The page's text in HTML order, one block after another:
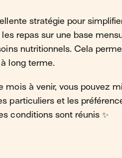
stratégie pour
repas sur une base
nutritionnels. Cela
long terme.
mois à venir, vous pouvez
particuliers et les
conditions sont réunis ✨